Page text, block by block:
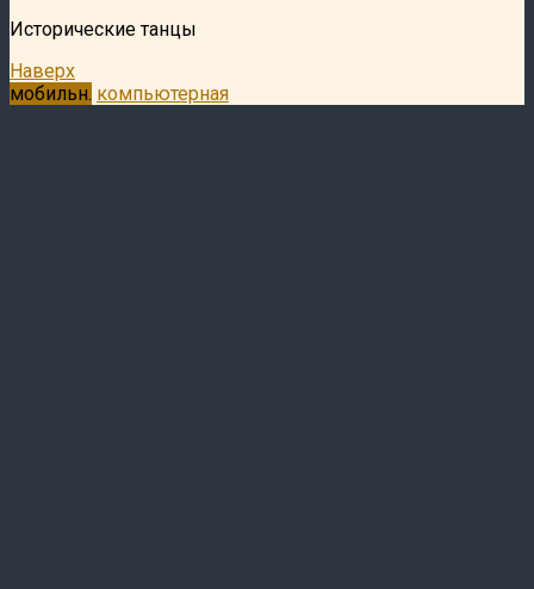
Исторические танцы
Наверх
мобильн. компьютерная